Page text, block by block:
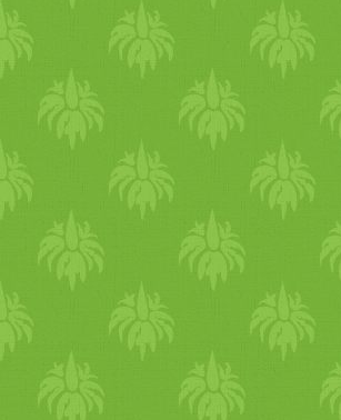
gyömbércsatnival
kókuszcsatnival,
esetleg pirított,
burgonyával
Reggelire
választás, mert
felszívódó